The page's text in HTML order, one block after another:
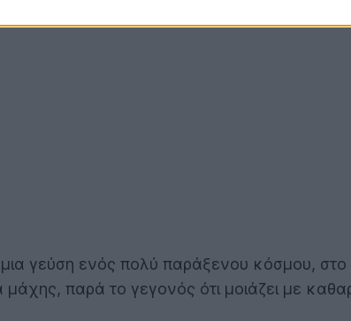
γεύση ενός πολύ παράξενου κόσμου,
μάχης, παρά το γεγονός ότι μοιάζει με